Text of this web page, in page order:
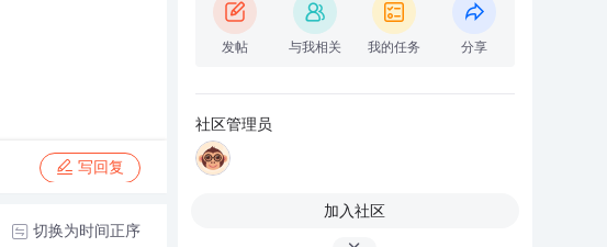
写回复
切换为时间正序
发帖 与我相关 我的任务 分享
社区管理员
加入社区